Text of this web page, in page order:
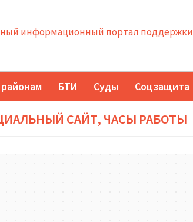
информационный портал поддержки
БТИ Суды Соцзащита
САЙТ, ЧАСЫ РАБОТЫ